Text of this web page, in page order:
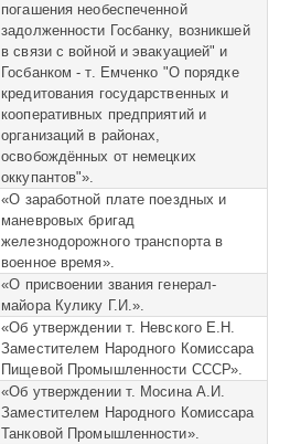
погашения необеспеченной
задолженности Госбанку, возникшей
в связи с войной и эвакуацией" и
Госбанком - т. Емченко "О порядке
кредитования государственных и
кооперативных предприятий и
организаций в районах,
освобождённых от немецких
оккупантов"».
«О заработной плате поездных и
маневровых бригад
железнодорожного транспорта в
военное время».
«О присвоении звания генерал-
майора Кулику Г.И.».
«Об утверждении т. Невского Е.Н.
Заместителем Народного Комиссара
Пищевой Промышленности СССР».
«Об утверждении т. Мосина А.И.
Заместителем Народного Комиссара
Танковой Промышленности».